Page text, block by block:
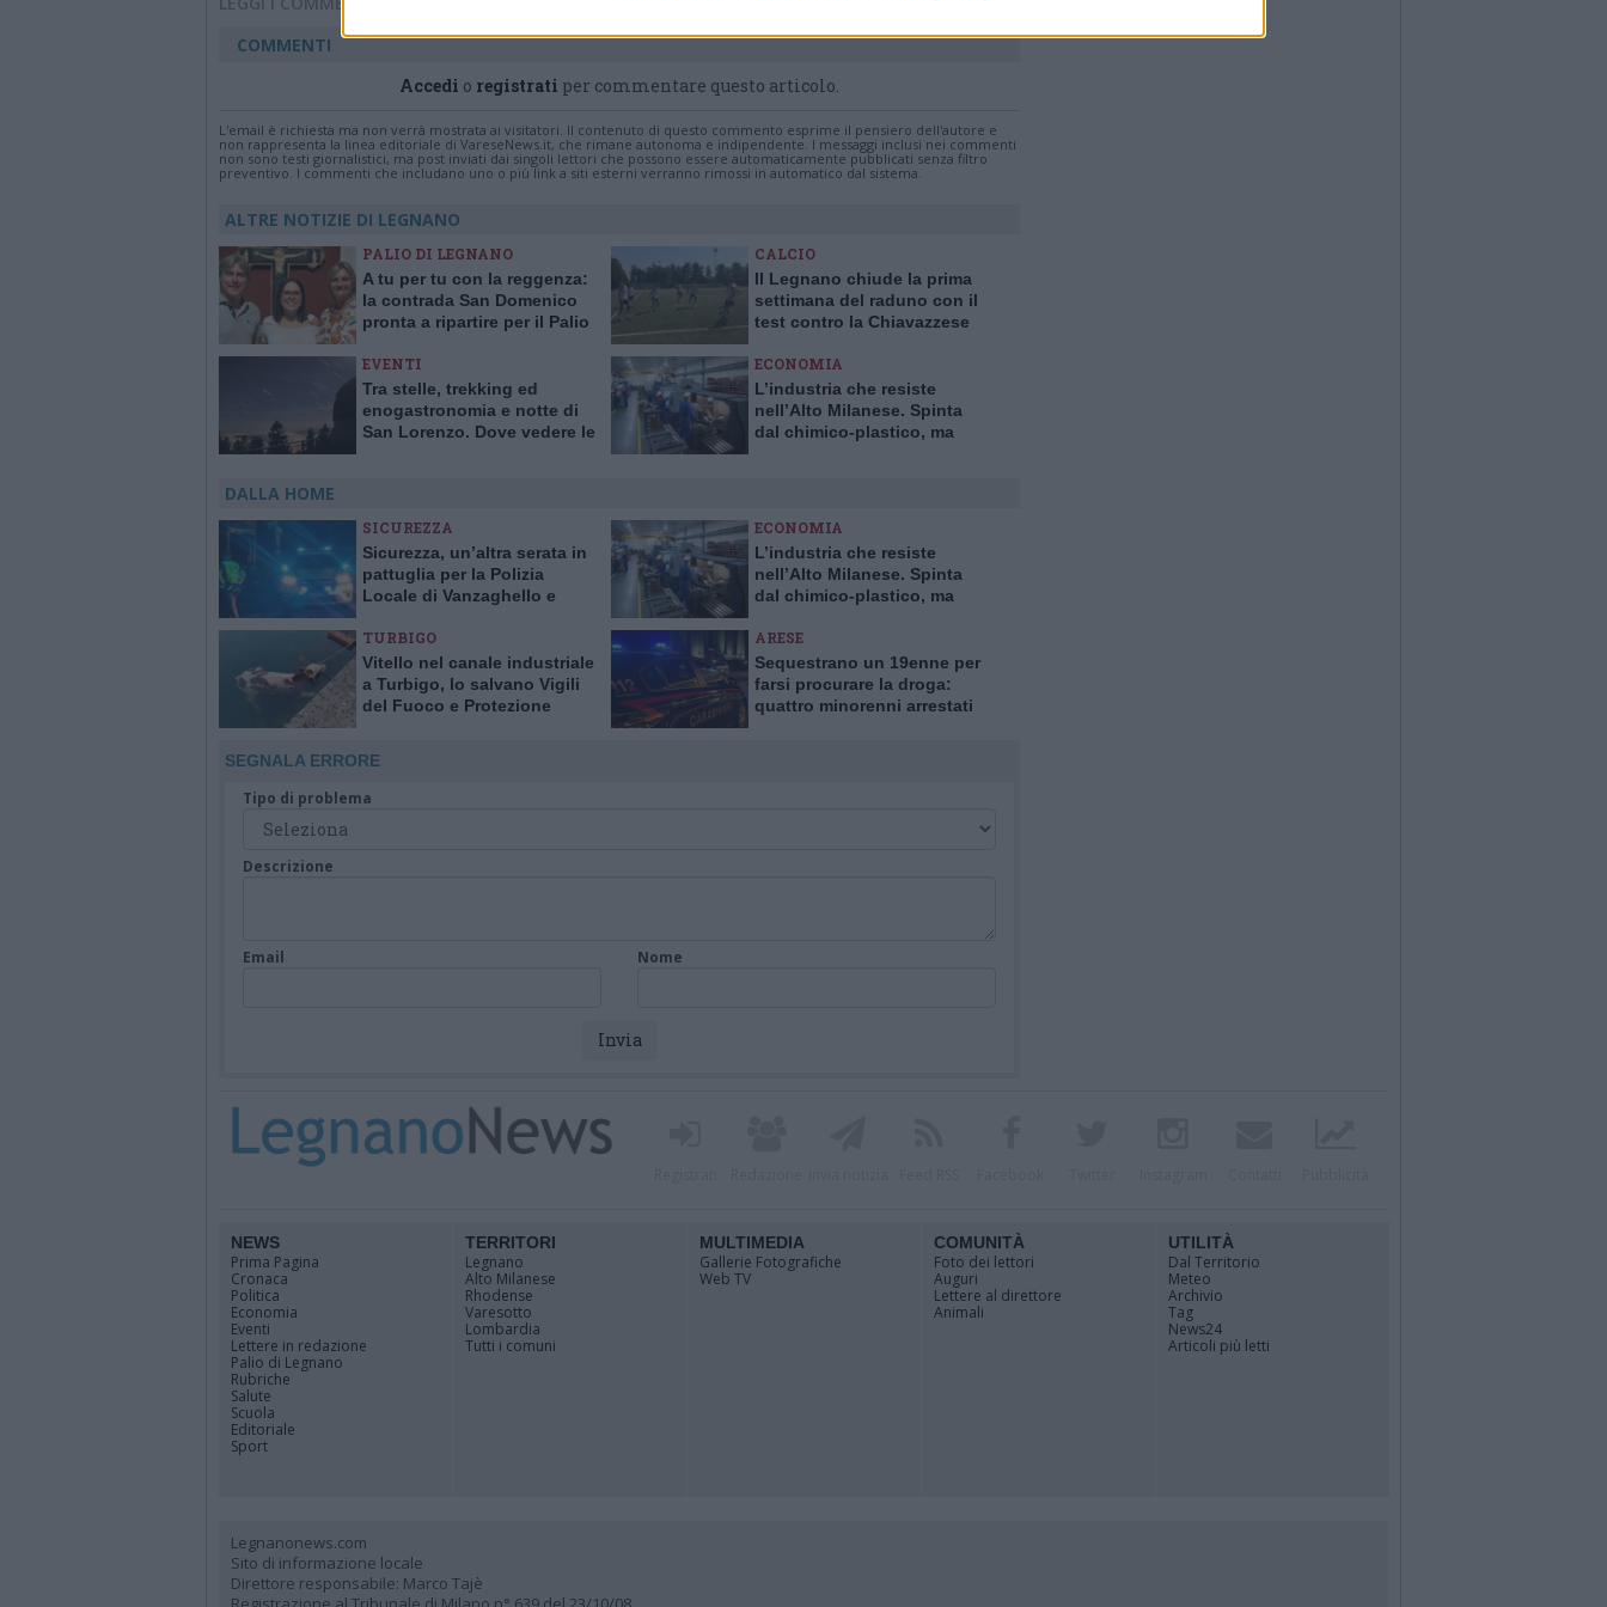
COMMENTI
Accedi o registrati per commentare questo articolo.
L'email è richiesta ma non verrà mostrata ai visitatori. Il contenuto di questo commento esprime il pensiero dell'autore e
non rappresenta la linea editoriale di VareseNews.it, che rimane autonoma e indipendente. I messaggi inclusi nei commenti
non sono testi giornalistici, ma post inviati dai singoli lettori che possono essere automaticamente pubblicati senza filtro
preventivo. I commenti che includano uno o più link a siti esterni verranno rimossi in automatico dal sistema.
ALTRE NOTIZIE DI LEGNANO
PALIO DI LEGNANO
A tu per tu con la reggenza:
la contrada San Domenico
pronta a ripartire per il Palio
CALCIO
Il Legnano chiude la prima
settimana del raduno con il
test contro la Chiavazzese
EVENTI
Tra stelle, trekking ed
enogastronomia e notte di
San Lorenzo. Dove vedere le
ECONOMIA
L’industria che resiste
nell’Alto Milanese. Spinta
dal chimico-plastico, ma
DALLA HOME
SICUREZZA
Sicurezza, un’altra serata in
pattuglia per la Polizia
Locale di Vanzaghello e
ECONOMIA
L’industria che resiste
nell’Alto Milanese. Spinta
dal chimico-plastico, ma
TURBIGO
Vitello nel canale industriale
a Turbigo, lo salvano Vigili
del Fuoco e Protezione
ARESE
Sequestrano un 19enne per
farsi procurare la droga:
quattro minorenni arrestati
SEGNALA ERRORE
Tipo di problema
Descrizione
Email Nome
NEWS
Prima Pagina
Cronaca
Politica
Economia
Eventi
Lettere in redazione
Palio di Legnano
Rubriche
Salute
Scuola
Editoriale
Sport
TERRITORI
Legnano
Alto Milanese
Rhodense
Varesotto
Lombardia
Tutti i comuni
MULTIMEDIA
Gallerie Fotografiche
Web TV
COMUNITÀ
Foto dei lettori
Auguri
Lettere al direttore
Animali
UTILITÀ
Dal Territorio
Meteo
Archivio
Tag
News24
Articoli più letti
Legnanonews.com
Sito di informazione locale
Direttore responsabile: Marco Tajè